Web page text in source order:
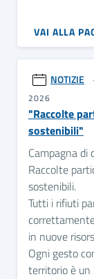
VAI ALLA
NOTIZIE
2026
"Raccolte
sostenibili"
Campagna di
Raccolte
sostenibili.
Tutti i rifiuti
in nuove
Ogni gesto
territorio è un